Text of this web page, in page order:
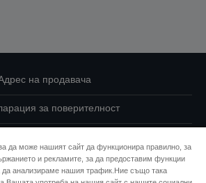
на продавача
за поверителност
се с нас за Вашите данни
да може нашият сайт да функционира правилно, за
и рекламите, за да предоставим функции
да анализираме нашия трафик.Ние също така